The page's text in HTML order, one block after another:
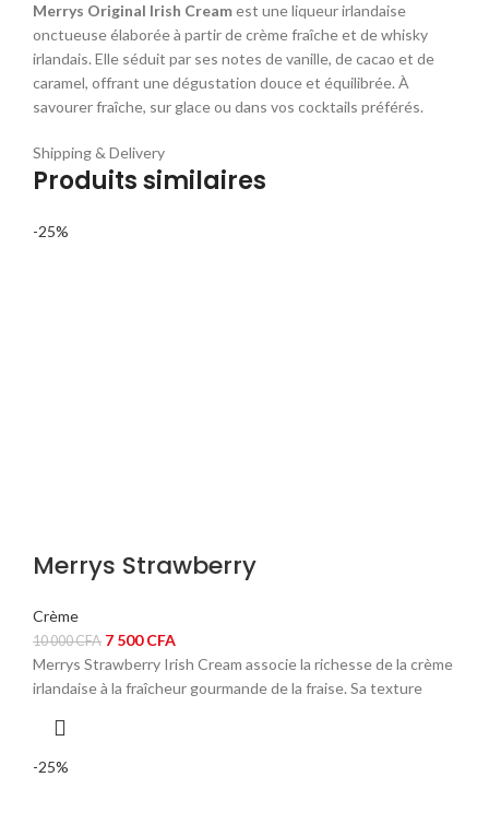
Merrys Original Irish Creamest une liqueur irlandaise
onctueuse élaborée à partir de crème fraîche et de whisky
irlandais. Elle séduit par ses notes de vanille, de cacao et de
caramel, offrant une dégustation douce et équilibrée. À
savourer fraîche, sur glace ou dans vos cocktails préférés.
Shipping & Delivery
Produits similaires
-25%
Merrys Strawberry
Crème
10 000CFA Le
prix
initial
7 500CFALe
prix
actuel
Merrys Strawberry Irish Cream associe la richesse de la crème
irlandaise à la fraîcheur gourmande de la fraise. Sa texture
-25%